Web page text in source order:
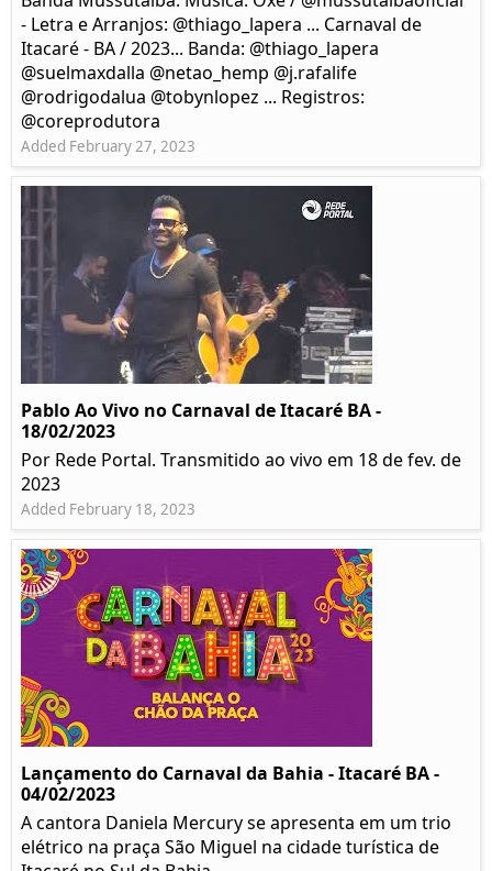
- Letra e Arranjos: @thiago_lapera ... Carnaval de
Itacaré - BA / 2023... Banda: @thiago_lapera
@suelmaxdalla @netao_hemp @j.rafalife
@rodrigodalua @tobynlopez ... Registros:
@coreprodutora
Added February 27, 2023
Pablo Ao Vivo no Carnaval de Itacaré BA -
18/02/2023
Por Rede Portal. Transmitido ao vivo em 18 de fev. de
2023
Added February 18, 2023
Lançamento do Carnaval da Bahia - Itacaré BA -
04/02/2023
A cantora Daniela Mercury se apresenta em um trio
elétrico na praça São Miguel na cidade turística de